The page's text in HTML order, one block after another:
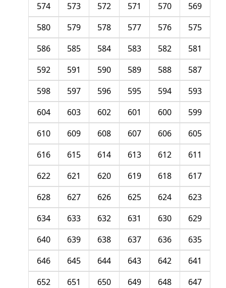
569
570
571
572
573
574
575
576
577
578
579
580
581
582
583
584
585
586
587
588
589
590
591
592
593
594
595
596
597
598
599
600
601
602
603
604
605
606
607
608
609
610
611
612
613
614
615
616
617
618
619
620
621
622
623
624
625
626
627
628
629
630
631
632
633
634
635
636
637
638
639
640
641
642
643
644
645
646
647
648
649
650
651
652